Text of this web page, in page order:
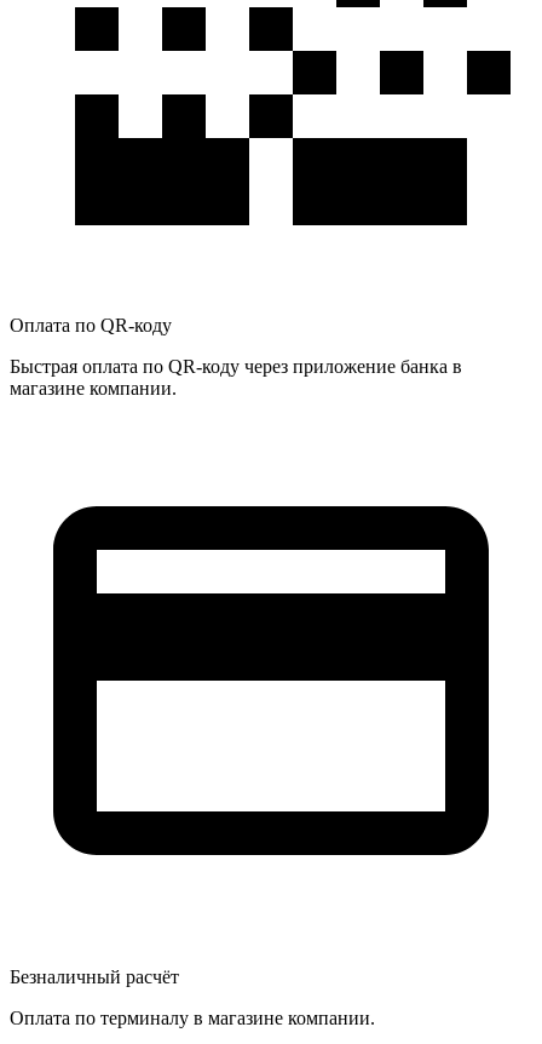
Оплата по QR-коду
Быстрая оплата по QR-коду через приложение банка в
магазине компании.
Безналичный расчёт
Оплата по терминалу в магазине компании.